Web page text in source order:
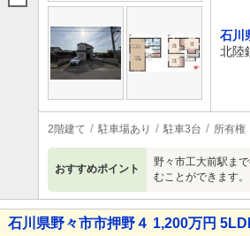
石川
北陸
2階建て 駐車場あり 駐車3台 所有権
おすすめポイント
野々市工大前駅ま
むことができます。
石川県野々市市押野４ 1,200万円